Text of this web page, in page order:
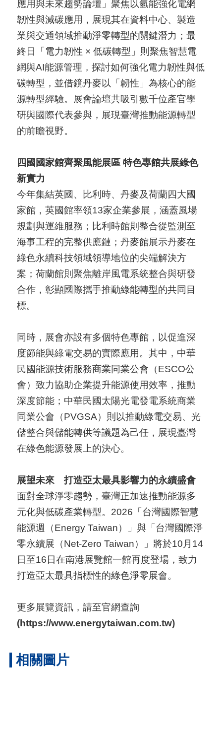
應用與未來趨勢論壇」聚焦以氫能強化電網
韌性與減碳應用，展現其在資料中心、製造
業與交通領域推動淨零轉型的關鍵潛力；最
終日「電力韌性 × 低碳轉型」則聚焦智慧電
網與AI能源管理，探討如何強化電力韌性與低
碳轉型，並借鏡丹麥以「韌性」為核心的能
源轉型經驗。展會論壇共吸引數千位產官學
研與國際代表參與，展現臺灣推動能源轉型
的前瞻視野。
四國國家館齊聚風能展區 特色專館共展綠色
新實力
今年集結英國、比利時、丹麥及荷蘭四大國
家館，英國館率領13家企業參展，涵蓋風場
規劃與運維服務；比利時館則整合從監測至
海事工程的完整供應鏈；丹麥館展示丹麥在
綠色永續科技領域領導地位的尖端解決方
案；荷蘭館則聚焦離岸風電系統整合與研發
合作，彰顯國際攜手推動綠能轉型的共同目
標。
同時，展會亦設有多個特色專館，以促進深
度節能與綠電交易的實際應用。其中，中華
民國能源技術服務商業同業公會（ESCO公
會）致力協助企業提升能源使用效率，推動
深度節能；中華民國太陽光電發電系統商業
同業公會（PVGSA）則以推動綠電交易、光
儲整合與儲能轉供等議題為己任，展現臺灣
在綠色能源發展上的決心。
展望未來 打造亞太最具影響力的永續盛會
面對全球淨零趨勢，臺灣正加速推動能源多
元化與低碳產業轉型。2026「台灣國際智慧
能源週（Energy Taiwan）」與「台灣國際淨
零永續展（Net-Zero Taiwan）」將於10月14
日至16日在南港展覽館一館再度登場，致力
打造亞太最具指標性的綠色淨零展會。
更多展覽資訊，請至官網查詢
(https://www.energytaiwan.com.tw)
相關圖片